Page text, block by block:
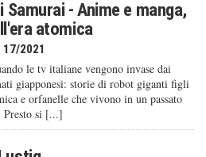
Samurai - Anime e manga,
atomica
2021
le tv italiane vengono invase dai
giapponesi: storie di robot giganti figli
e orfanelle che vivono in un passato
Presto si [...]